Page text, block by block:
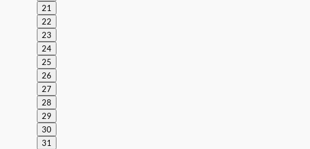
21
22
23
24
25
26
27
28
29
30
31